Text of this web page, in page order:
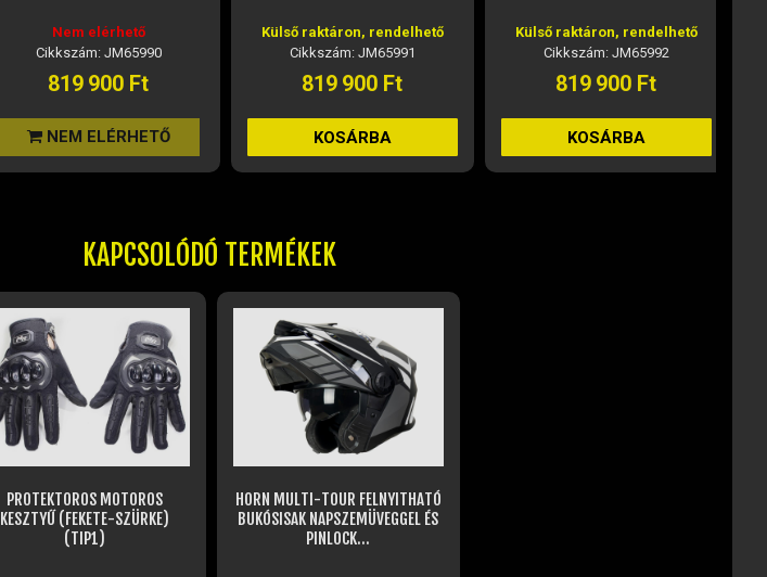
Nem elérhető
Cikkszám: JM65990
819 900 Ft
NEM ELÉRHETŐ
Külső raktáron, rendelhető
Cikkszám: JM65991
819 900 Ft
KOSÁRBA
Külső raktáron, rendelhető
Cikkszám: JM65992
819 900 Ft
KOSÁRBA
KAPCSOLÓDÓ TERMÉKEK
PROTEKTOROS MOTOROS
KESZTYŰ (FEKETE-SZÜRKE)
(TIP1)
HORN MULTI-TOUR FELNYITHATÓ
BUKÓSISAK NAPSZEMÜVEGGEL ÉS
PINLOCK...